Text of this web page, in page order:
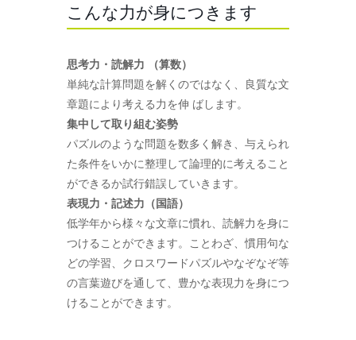
こんな力が身につきます
思考力・読解力 （算数）
単純な計算問題を解くのではなく、良質な文
章題により考える力を伸 ばします。
集中して取り組む姿勢
パズルのような問題を数多く解き、与えられ
た条件をいかに整理して論理的に考えること
ができるか試行錯誤していきます。
表現力・記述力（国語）
低学年から様々な文章に慣れ、読解力を身に
つけることができます。ことわざ、慣用句な
どの学習、クロスワードパズルやなぞなぞ等
の言葉遊びを通して、豊かな表現力を身につ
けることができます。